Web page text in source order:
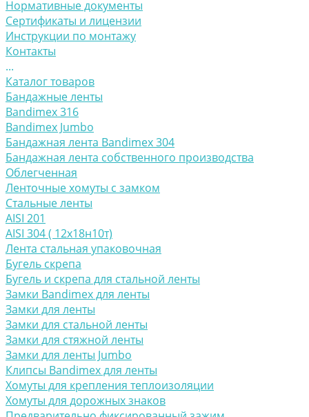
Нормативные документы
Сертификаты и лицензии
Инструкции по монтажу
Контакты
...
Каталог товаров
Бандажные ленты
Bandimex 316
Bandimex Jumbo
Бандажная лента Bandimex 304
Бандажная лента собственного производства
Облегченная
Ленточные хомуты с замком
Стальные ленты
AISI 201
AISI 304 ( 12х18н10т)
Лента стальная упаковочная
Бугель скрепа
Бугель и скрепа для стальной ленты
Замки Bandimex для ленты
Замки для ленты
Замки для стальной ленты
Замки для стяжной ленты
Замки для ленты Jumbo
Клипсы Bandimex для ленты
Хомуты для крепления теплоизоляции
Хомуты для дорожных знаков